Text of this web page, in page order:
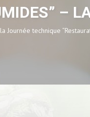
–
Journée technique